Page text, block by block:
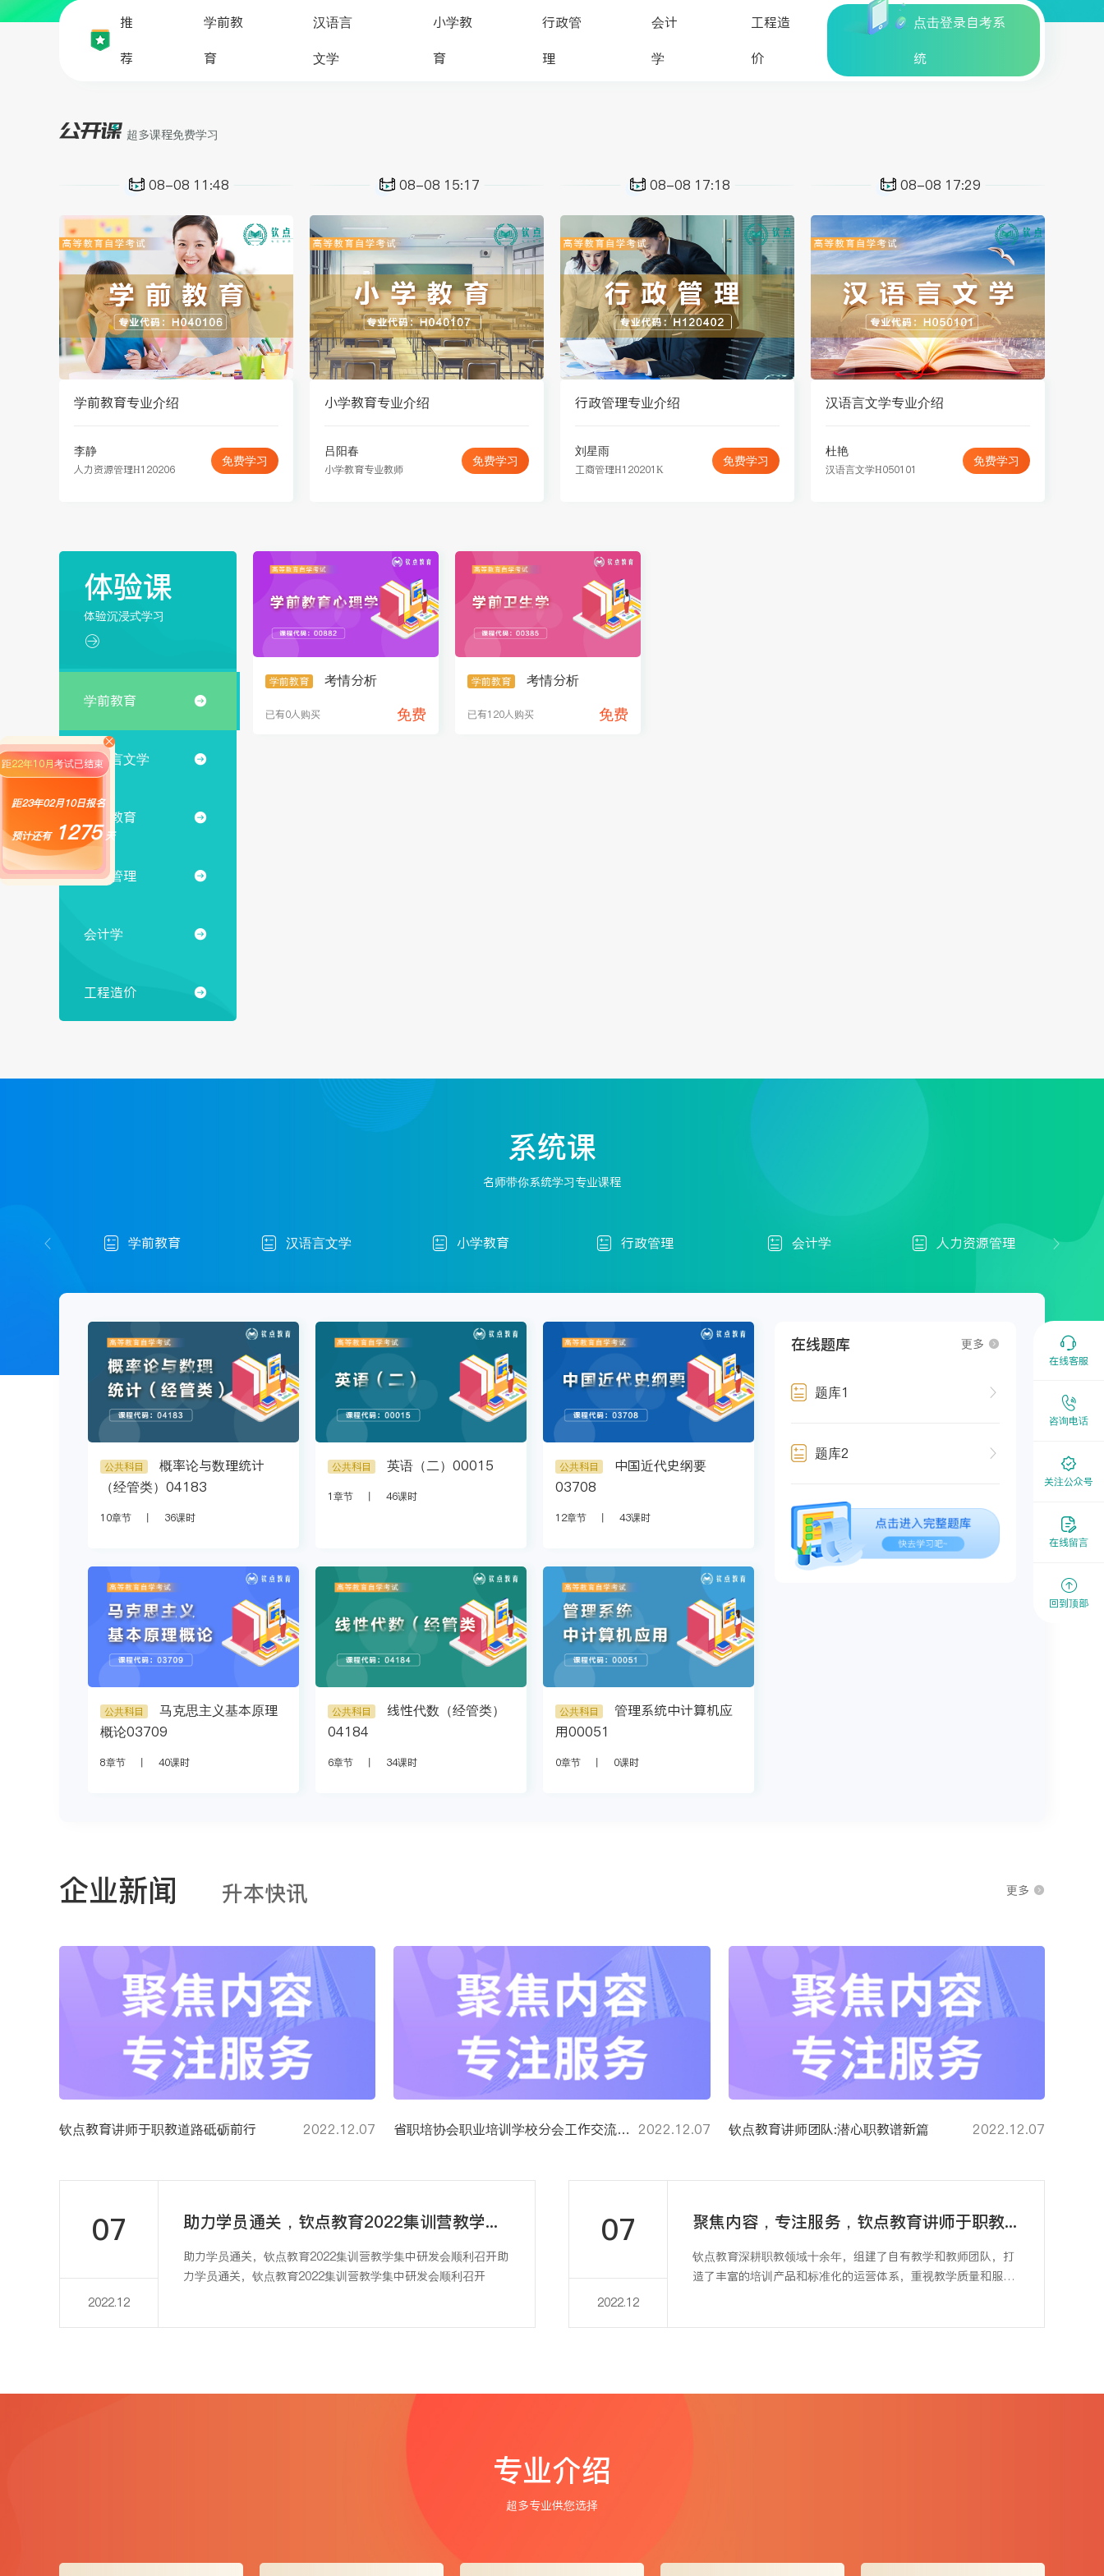
推
荐
学前教
育
汉语言
文学
小学教
育
行政管
理
会计
学
工程造
价
点击登录自考系
统
超多课程免费学习
08-08 11:48
学前教育专业介绍
李静
人力资源管理H120206
免费学习
08-08 15:17
小学教育专业介绍
吕阳春
小学教育专业教师
免费学习
08-08 17:18
行政管理专业介绍
刘星雨
工商管理H120201K
免费学习
08-08 17:29
汉语言文学专业介绍
杜艳
汉语言文学H050101
免费学习
体验课
体验沉浸式学习

学前教育 
汉语言文学 
小学教育 
行政管理 
会计学 
工程造价 
学前教育 考情分析
已有0人购买 免费
学前教育 考情分析
已有120人购买 免费
系统课
名师带你系统学习专业课程
 学前教育  汉语言文学  小学教育  行政管理  会计学  人力资源管理 
𐃆
公共科目
概率论与数理统计
（经管类）04183
10章节 丨 36课时
公共科目 英语（二）00015
1章节 丨 46课时
公共科目
中国近代史纲要
03708
12章节 丨 43课时
公共科目
马克思主义基本原理
概论03709
8章节 丨 40课时
公共科目
线性代数（经管类）
04184
6章节 丨 34课时
公共科目
管理系统中计算机应
用00051
0章节 丨 0课时
在线题库 更多 
题库1 
题库2 
企业新闻 升本快讯 更多 
2022.12.07
钦点教育讲师于职教道路砥砺前行 2022.12.07
省职培协会职业培训学校分会工作交流会议在钦点教育成功举办 2022.12.07
钦点教育讲师团队:潜心职教谱新篇
07
2022.12
助力学员通关，钦点教育2022集训营教学集中研发会顺利召开
助力学员通关，钦点教育2022集训营教学集中研发会顺利召开助
力学员通关，钦点教育2022集训营教学集中研发会顺利召开
07
2022.12
聚焦内容，专注服务，钦点教育讲师于职教道路砥砺前行
钦点教育深耕职教领域十余年，组建了自有教学和教师团队，打
造了丰富的培训产品和标准化的运营体系，重视教学质量和服务
专业介绍
超多专业供您选择

在线客服

咨询电话

关注公众号
𐃧
在线留言

回到顶部

距22年10月考试已结束
距23年02月10日报名
预计还有 1275 天